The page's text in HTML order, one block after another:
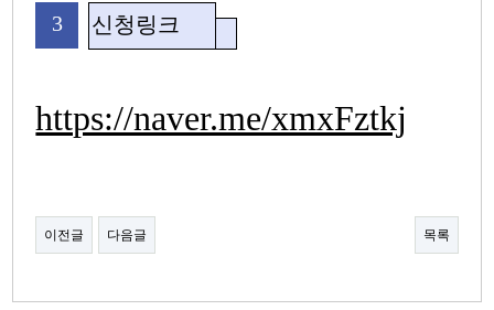
3 신청링크
https://naver.me/xmxFztkj
이전글 다음글 목록